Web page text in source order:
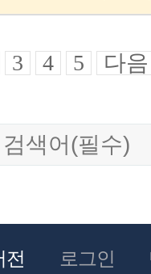
3 4 5 다음
전 로그인